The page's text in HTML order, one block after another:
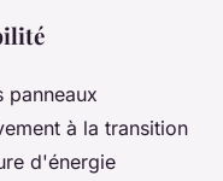
panneaux
à la transition
d'énergie